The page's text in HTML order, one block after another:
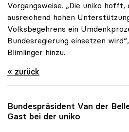
Vorgangsweise. „Die uniko hofft,
ausreichend hohen
Volksbegehrens ein
Bundesregierung einsetzen
Blimlinger hinzu.
« zurück
Bundespräsident Van der
Gast bei der uniko